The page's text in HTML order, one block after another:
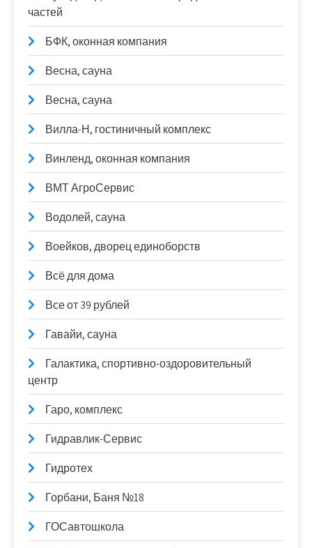
частей
БФК, оконная компания
Весна, сауна
Весна, сауна
Вилла-Н, гостиничный комплекс
Винленд, оконная компания
ВМТ АгроСервис
Водолей, сауна
Воейков, дворец единоборств
Всё для дома
Все от 39 рублей
Гавайи, сауна
Галактика, спортивно-оздоровительный
центр
Гаро, комплекс
Гидравлик-Сервис
Гидротех
Горбани, Баня №18
ГОСавтошкола